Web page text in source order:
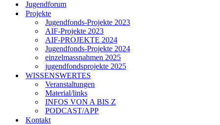
Jugendforum
Projekte
Jugendfonds-Projekte 2023
AIF-Projekte 2023
AIF-PROJEKTE 2024
Jugendfonds-Projekte 2024
einzelmassnahmen 2025
jugendfondsprojekte 2025
WISSENSWERTES
Veranstaltungen
Material/links
INFOS VON A BIS Z
PODCAST/APP
Kontakt